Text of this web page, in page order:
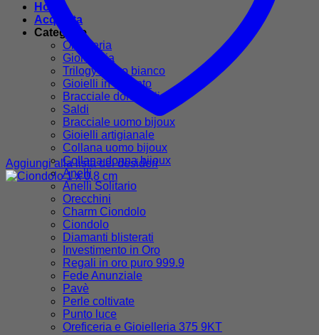
Home
Acquista
Categorie
Oreficeria
Gioielleria
Trilogy in oro bianco
Gioielli in argento
Bracciale donna bijoux
Saldi
Bracciale uomo bijoux
Gioielli artigianale
Collana uomo bijoux
Collana donna bijoux
Anelli
Anelli Solitario
Orecchini
Charm Ciondolo
Ciondolo
Diamanti blisterati
Investimento in Oro
Regali in oro puro 999.9
Fede Anunziale
Pavè
Perle coltivate
Punto luce
Oreficeria e Gioielleria 375 9KT
Aggiungi alla lista dei desideri